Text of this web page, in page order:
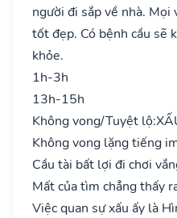
người đi sắp về nhà. Mọi
tốt đẹp. Có bệnh cầu sẽ
khỏe.
1h-3h
13h-15h
Không vong/Tuyệt lộ:
Không vong lặng tiếng
Cầu tài bất lợi đi chơi
Mất của tìm chẳng thấy
Việc quan sự xấu ấy là